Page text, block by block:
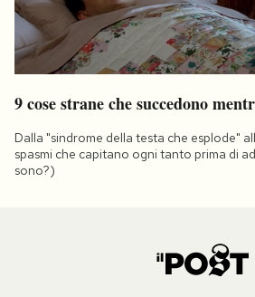
9 cose strane che succedono
Dalla "sindrome della testa che esplode"
spasmi che capitano ogni tanto prima di
sono?)